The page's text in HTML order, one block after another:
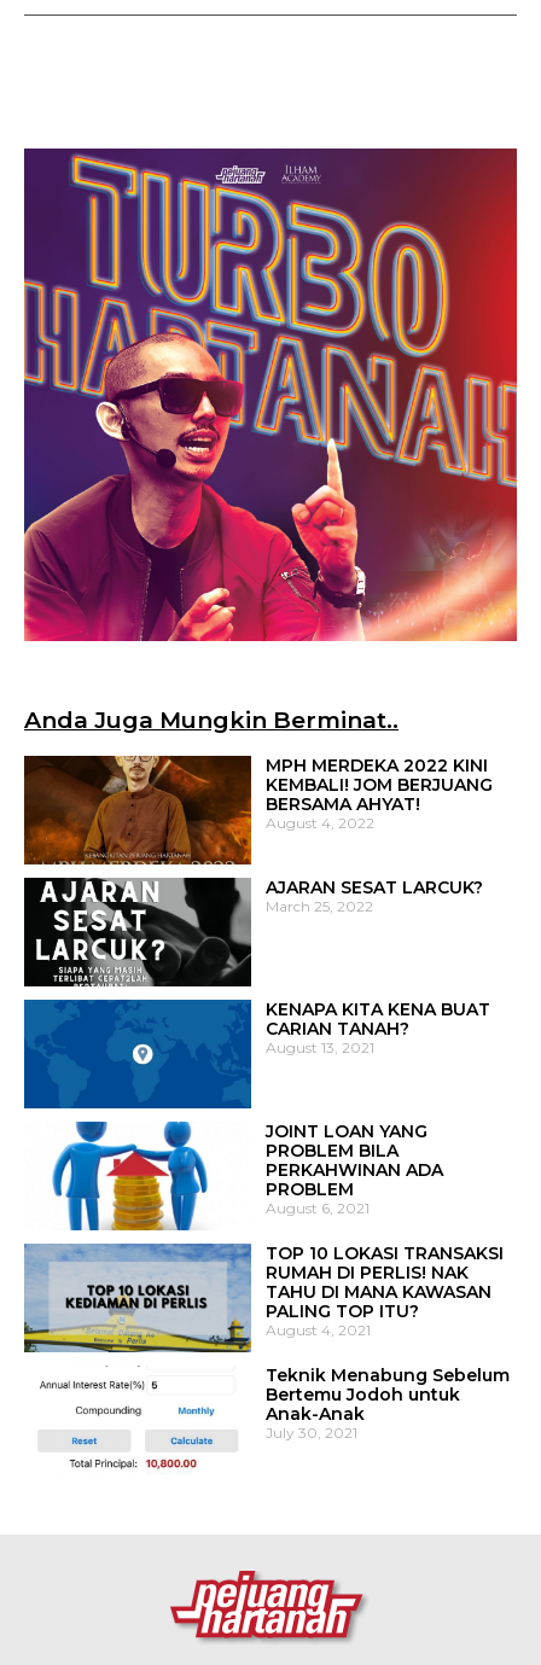
Anda Juga Mungkin Berminat..
MPH MERDEKA 2022 KINI
KEMBALI! JOM BERJUANG
BERSAMA AHYAT!
August 4, 2022
AJARAN SESAT LARCUK?
March 25, 2022
KENAPA KITA KENA BUAT
CARIAN TANAH?
August 13, 2021
JOINT LOAN YANG
PROBLEM BILA
PERKAHWINAN ADA
PROBLEM
August 6, 2021
TOP 10 LOKASI TRANSAKSI
RUMAH DI PERLIS! NAK
TAHU DI MANA KAWASAN
PALING TOP ITU?
August 4, 2021
Teknik Menabung Sebelum
Bertemu Jodoh untuk
Anak-Anak
July 30, 2021